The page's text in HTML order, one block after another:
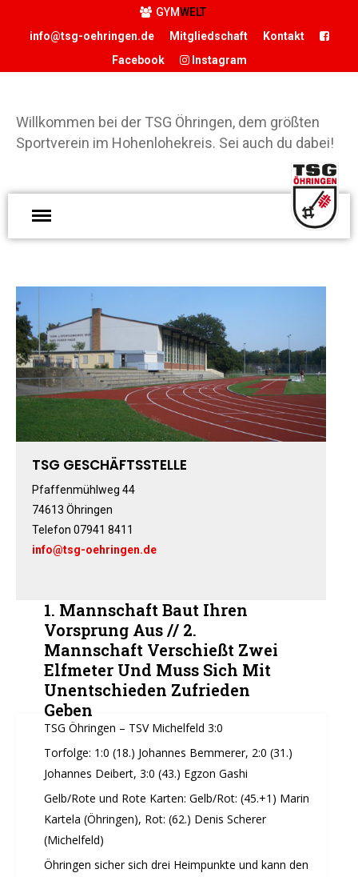
DER VEREIN
Vereinsgaststätte
Sportstätten
Historie
Förderverein
Hamballe
ABTEILUNGEN
Gerätturnen Weibl.
Handball
Jazztanz
Judo
Karate
Kinderturnen
Leichtathletik
Musikzug
Schach
GYMWELT
info@tsg-oehringen.de
Mitgliedschaft
Kontakt
Facebook
Instagram
Willkommen bei der TSG Öhringen, dem größten
Sportverein im Hohenlohekreis. Sei auch du dabei!
TSG GESCHÄFTSSTELLE
Pfaffenmühlweg 44
74613 Öhringen
Telefon 07941 8411
info@tsg-oehringen.de
1. Mannschaft Baut Ihren
Vorsprung Aus // 2.
Mannschaft Verschießt Zwei
Elfmeter Und Muss Sich Mit
Unentschieden Zufrieden
Geben
TSG Öhringen – TSV Michelfeld 3:0
Torfolge: 1:0 (18.) Johannes Bemmerer, 2:0 (31.)
Johannes Deibert, 3:0 (43.) Egzon Gashi
Gelb/Rote und Rote Karten: Gelb/Rot: (45.+1) Marin
Kartela (Öhringen), Rot: (62.) Denis Scherer
(Michelfeld)
Öhringen sicher sich drei Heimpunkte und kann den